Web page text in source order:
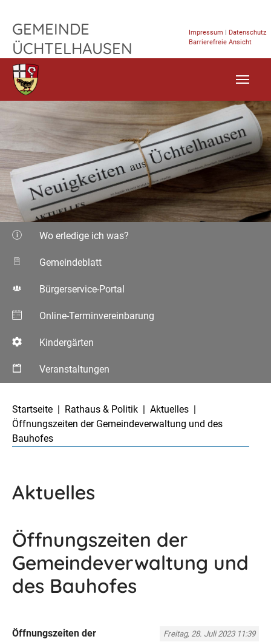
GEMEINDE
ÜCHTELHAUSEN
Impressum | Datenschutz
Barrierefreie Ansicht
Wo erledige ich was?
Gemeindeblatt
Bürgerservice-Portal
Online-Terminvereinbarung
Kindergärten
Veranstaltungen
Startseite
Rathaus & Politik
Aktuelles
Öffnungszeiten der Gemeindeverwaltung und des
Bauhofes
Aktuelles
Öffnungszeiten der
Gemeindeverwaltung und
des Bauhofes
Freitag, 28. Juli 2023 11:39
Öffnungszeiten der